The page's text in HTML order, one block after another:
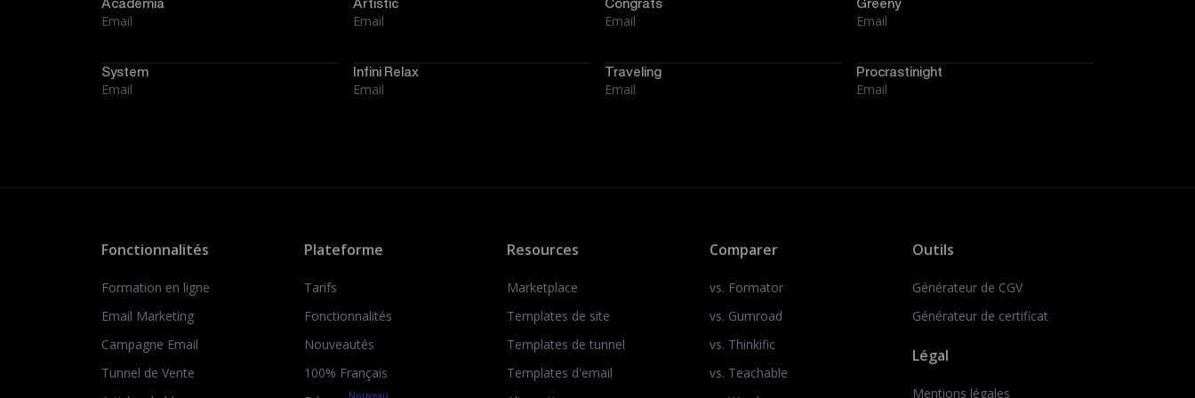
Academia
Email
Artistic
Email
Congrats
Email
Greeny
Email
System
Email
Infini Relax
Email
Traveling
Email
Procrastinight
Email
Fonctionnalités
Formation en ligne
Email Marketing
Campagne Email
Tunnel de Vente
Plateforme
Tarifs
Fonctionnalités
Nouveautés
100% Français
Nouveau
Resources
Marketplace
Templates de site
Templates de tunnel
Templates d'email
Comparer
vs. Formator
vs. Gumroad
vs. Thinkific
vs. Teachable
Outils
Générateur de CGV
Générateur de certificat
Légal
Mentions légales